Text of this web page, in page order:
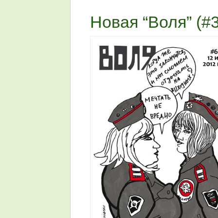
Новая “Воля”